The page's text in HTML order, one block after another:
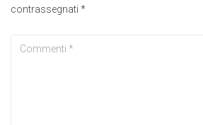
contrassegnati *